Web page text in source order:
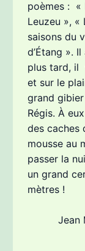
poèmes : «
Leuzeu », «
saisons du
d’Étang ». Il
plus tard, il
et sur le
grand
Régis. À
des caches
mousse au
passer la
un grand
mètres !
Jean